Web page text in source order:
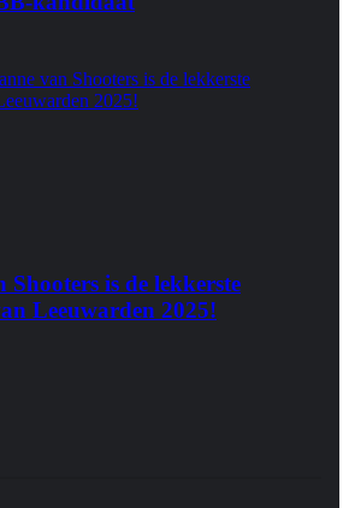
Shooters is de lekkerste
Leeuwarden 2025!